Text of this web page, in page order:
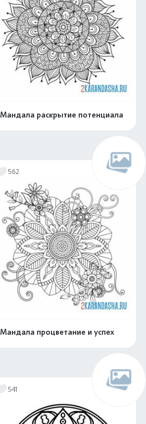
Мандала раскрытие потенциала
562
Мандала процветание и успех
541